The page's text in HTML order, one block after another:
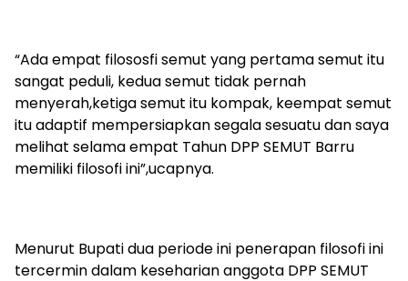
“Ada empat filososfi semut yang pertama semut itu
sangat peduli, kedua semut tidak pernah
menyerah,ketiga semut itu kompak, keempat semut
itu adaptif mempersiapkan segala sesuatu dan saya
melihat selama empat Tahun DPP SEMUT Barru
memiliki filosofi ini”,ucapnya.
Menurut Bupati dua periode ini penerapan filosofi ini
tercermin dalam keseharian anggota DPP SEMUT